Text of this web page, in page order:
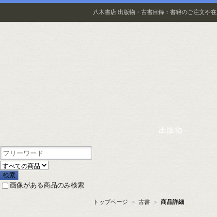
八木書店 出版物・古書目録：書籍のご注文や
出版物
画像がある商品のみ検索
トップページ ＞ 古書 ＞ 商品詳細